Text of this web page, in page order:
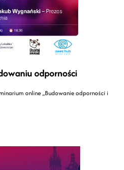
odporności
online „Budowanie odporności i